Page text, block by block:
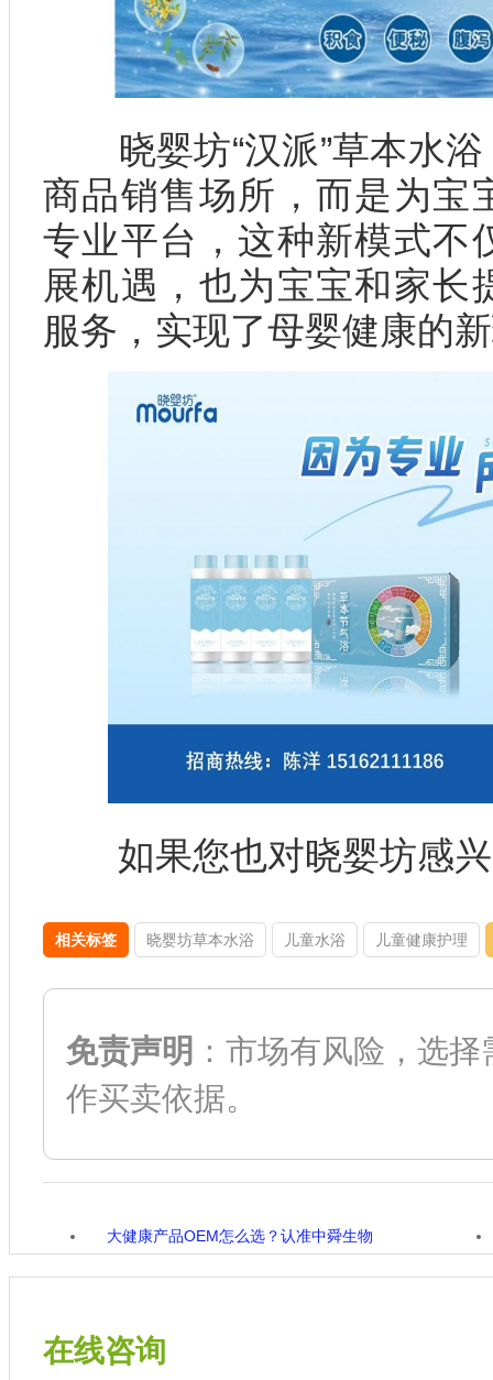
晓婴坊“汉派”草本水浴
商品销售场所，而是为宝
专业平台，这种新模式不
展机遇，也为宝宝和家长
服务，实现了母婴健康的
如果您也对晓婴坊感兴
相关标签 晓婴坊草本水浴 儿童水浴 儿童健康护理
免责声明 ：市场有风险，选
作买卖依据。
大健康产品OEM怎么选？认准中舜生物
在线咨询